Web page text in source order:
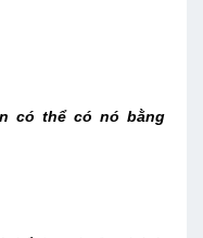
có thể có nó bằng